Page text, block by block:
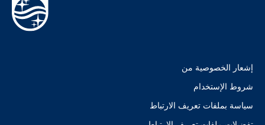
إشعار الخصوصية من
شروط الإستخدام
سياسة بملفات تعريف الارتباط